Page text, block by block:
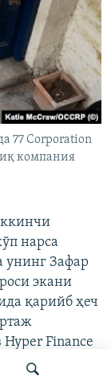
77 Corporation
компания
нарса
унинг Зафар
экани
қарийб ҳеч
Finance